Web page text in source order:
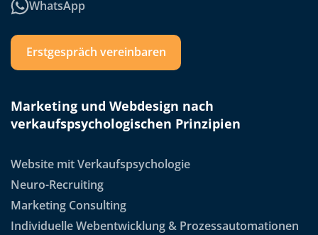
WhatsApp
Erstgespräch vereinbaren
Marketing und Webdesign nach
verkaufspsychologischen Prinzipien
Website mit Verkaufspsychologie
Neuro-Recruiting
Marketing Consulting
Individuelle Webentwicklung & Prozessautomationen